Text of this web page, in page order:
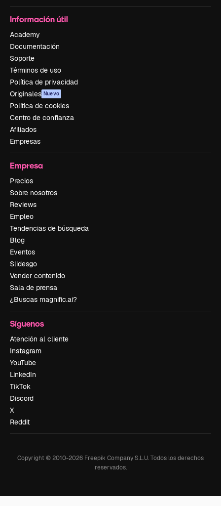
Información útil
Academy
Documentación
Soporte
Términos de uso
Política de privacidad
Originales Nuevo
Política de cookies
Centro de confianza
Afiliados
Empresas
Empresa
Precios
Sobre nosotros
Reviews
Empleo
Tendencias de búsqueda
Blog
Eventos
Slidesgo
Vender contenido
Sala de prensa
¿Buscas magnific.ai?
Síguenos
Atención al cliente
Instagram
YouTube
LinkedIn
TikTok
Discord
X
Reddit
Copyright © 2010-2026 Freepik Company S.L.U.Todos los derechos
reservados.